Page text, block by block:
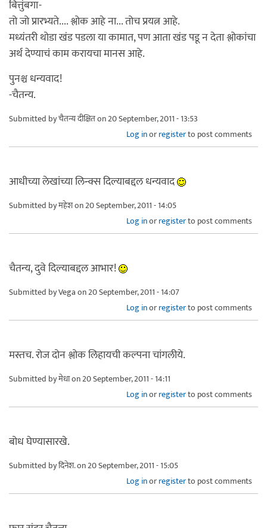
बित्तुंबगा-
तो जो प्रारभ्यते.... श्लोक आहे ना... तोच प्रयत्न आहे.
मध्यंतरी थोडा खंड पडला या कामात, पण आता खंड पडू न देता श्लोकांचा
अर्थ देण्याचं काम करायचा मानस आहे.
पुनश्च धन्यवाद!
-चैतन्य.
Submitted byचैतन्य दीक्षितon 20 September, 2011 - 13:53
Log inorregisterto post comments
आधीच्या लेखांच्या लिन्क्स दिल्याबद्दल धन्यवाद
Submitted byमहेशon 20 September, 2011 - 14:05
Log inorregisterto post comments
चैतन्य, दुवे दिल्याबद्दल आभार!
Submitted byVegaon 20 September, 2011 - 14:07
Log inorregisterto post comments
मस्तच. रोज दोन श्लोक लिहायची कल्पना चांगलीये.
Submitted byमेधाon 20 September, 2011 - 14:11
Log inorregisterto post comments
बोध घेण्यासारखे.
Submitted byदिनेश.on 20 September, 2011 - 15:05
Log inorregisterto post comments